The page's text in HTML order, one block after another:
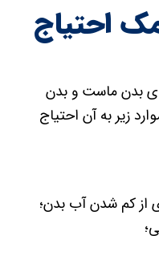
احتیاج
بدن ماست و بدن
زیر به آن احتیاج
از کم شدن آب بدن؛